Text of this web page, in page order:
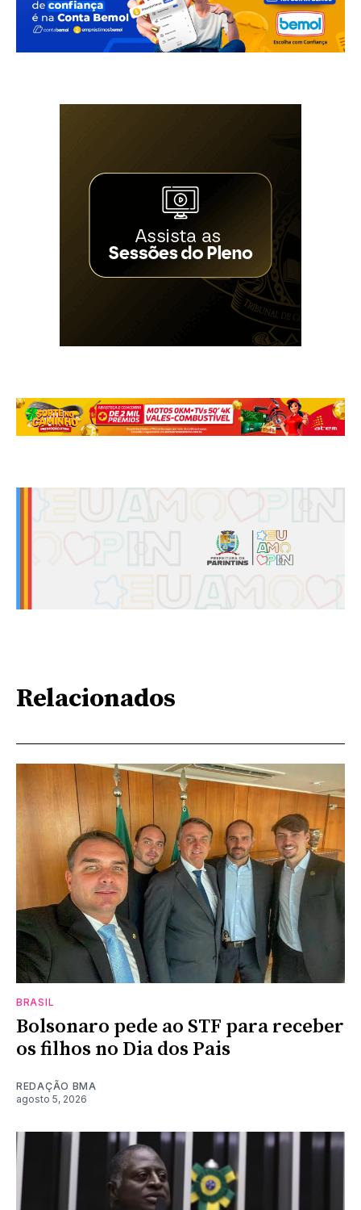
Relacionados
BRASIL
Bolsonaro pede ao STF para receber
os filhos no Dia dos Pais
REDAÇÃO BMA
agosto 5, 2026